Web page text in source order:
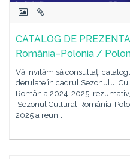
CATALOG DE
România–Polonia /
Vă invităm să consultați
derulate în cadrul Sezonului
România 2024-2025,
Sezonul Cultural România-
2025 a reunit